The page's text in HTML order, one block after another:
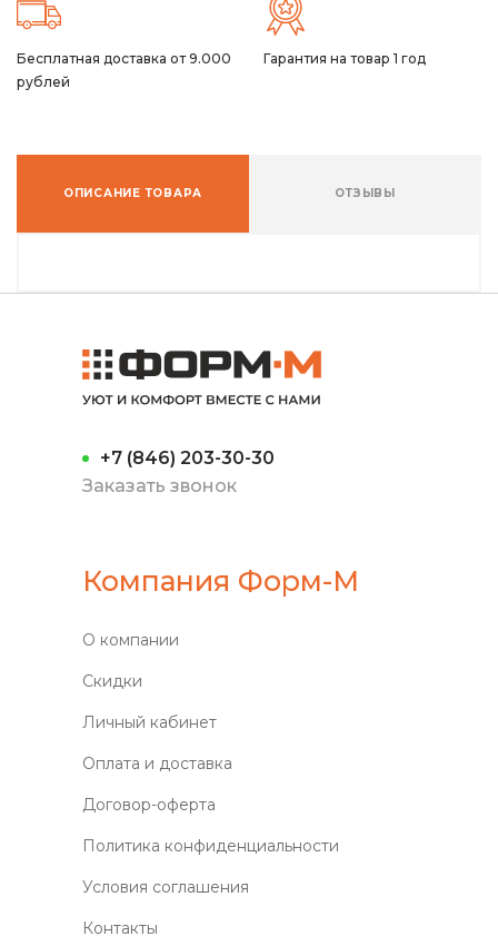
Бесплатная доставка от 9.000
рублей
Гарантия на товар 1 год
ОПИСАНИЕ ТОВАРА ОТЗЫВЫ
+7 (846) 203-30-30
Заказать звонок
Компания Форм-М
О компании
Скидки
Личный кабинет
Оплата и доставка
Договор-оферта
Политика конфиденциальности
Условия соглашения
Контакты